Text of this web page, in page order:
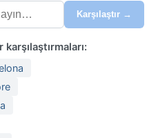
Karşılaştır →